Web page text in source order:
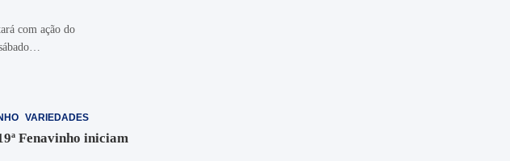
com ação do
VARIEDADES
Fenavinho iniciam